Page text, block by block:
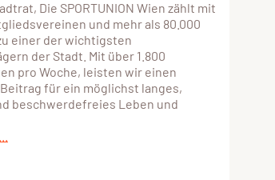
Die SPORTUNION Wien zählt mit
und mehr als 80.000
einer der wichtigsten
der Stadt. Mit über 1.800
pro Woche, leisten wir einen
für ein möglichst langes,
beschwerdefreies Leben und